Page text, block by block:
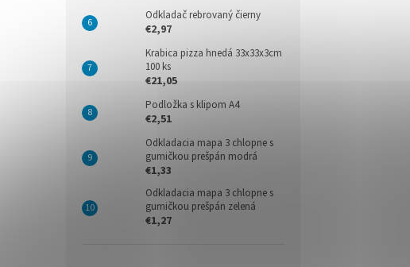
Odkladač rebrovaný čierny
€2,97
Krabica pizza hnedá 33x33x3cm
100 ks
€21,05
Podložka s klipom A4
€2,51
Odkladacia mapa 3 chlopne s
gumičkou prešpán modrá
€1,33
Odkladacia mapa 3 chlopne s
gumičkou prešpán zelená
€1,27